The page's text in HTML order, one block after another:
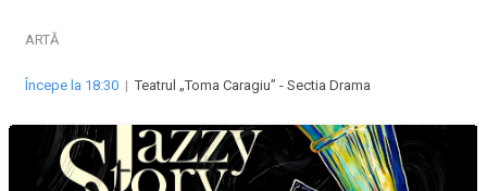
ARTĂ
Începe la 18:30 |Teatrul „Toma Caragiu” - Sectia Drama